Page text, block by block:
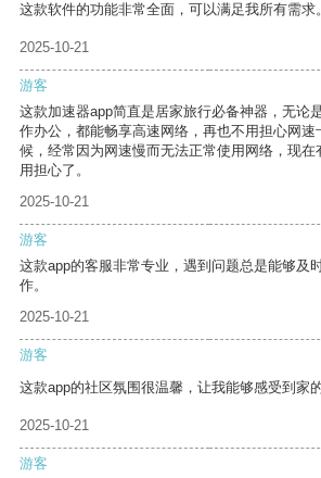
这款软件的功能非常全面，可以满足我所有需求。
2025-10-21
游客
这款加速器app简直是居家旅行必备神器，无论
作办公，都能畅享高速网络，再也不用担心网
候，经常因为网速慢而无法正常使用网络，现在
用担心了。
2025-10-21
游客
这款app的客服非常专业，遇到问题总是能够及
作。
2025-10-21
游客
这款app的社区氛围很温馨，让我能够感受到家的
2025-10-21
游客